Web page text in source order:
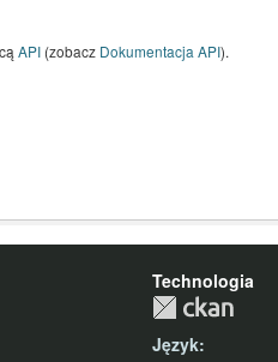
API (zobacz Dokumentacja API).
Technologia
Język